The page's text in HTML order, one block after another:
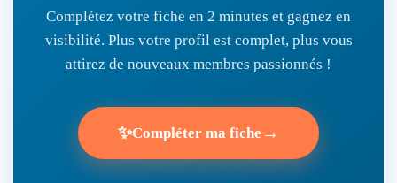
Complétez votre fiche en 2 minutes et gagnez en
visibilité. Plus votre profil est complet, plus vous
attirez de nouveaux membres passionnés !
✨Compléter ma fiche →